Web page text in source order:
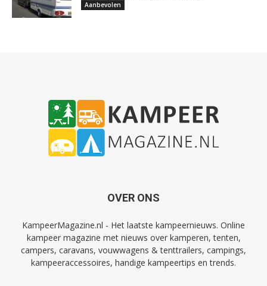
Aanbevolen
OVER ONS
KampeerMagazine.nl - Het laatste kampeernieuws. Online
kampeer magazine met nieuws over kamperen, tenten,
campers, caravans, vouwwagens & tenttrailers, campings,
kampeeraccessoires, handige kampeertips en trends.